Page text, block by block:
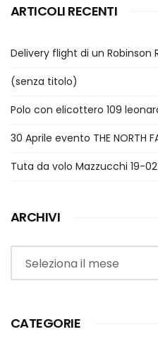
ARTICOLI RECENTI
Delivery flight di un Robinson
(senza titolo)
Polo con elicottero 109
30 Aprile evento THE NORTH
Tuta da volo Mazzucchi 19-02
ARCHIVI
Archivi
CATEGORIE